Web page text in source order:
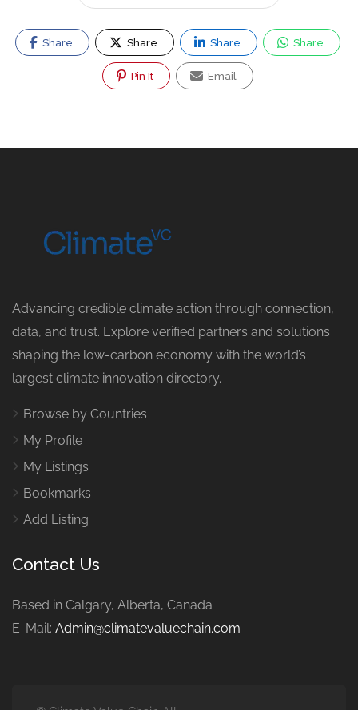
Share Share Share Share
Pin It Email
Advancing credible climate action through connection,
data, and trust. Explore verified partners and solutions
shaping the low-carbon economy with the world’s
largest climate innovation directory.
Browse by Countries
My Profile
My Listings
Bookmarks
Add Listing
Contact Us
Based in Calgary, Alberta, Canada
E-Mail: Admin@climatevaluechain.com